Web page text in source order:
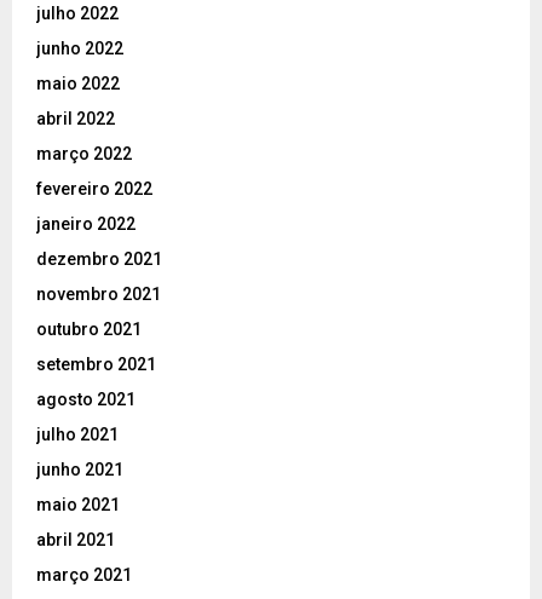
julho 2022
junho 2022
maio 2022
abril 2022
março 2022
fevereiro 2022
janeiro 2022
dezembro 2021
novembro 2021
outubro 2021
setembro 2021
agosto 2021
julho 2021
junho 2021
maio 2021
abril 2021
março 2021